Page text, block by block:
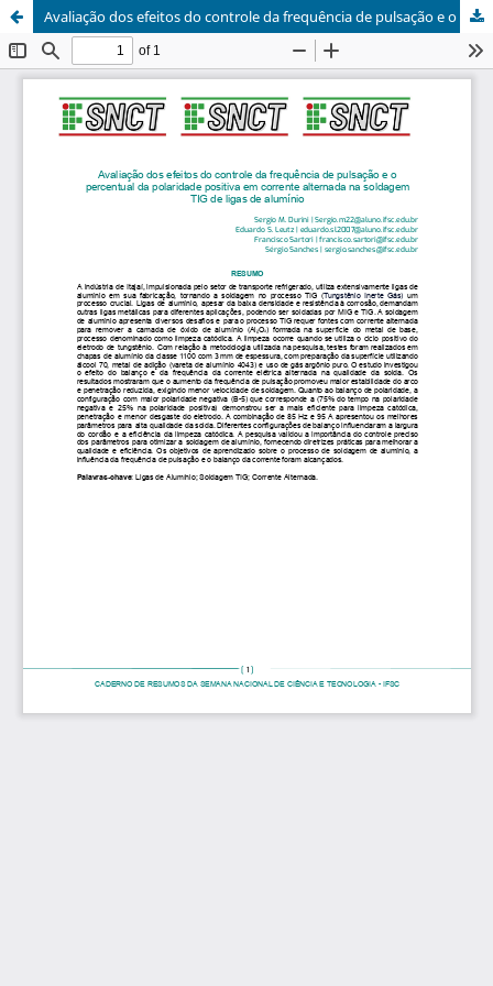
Avaliação dos efeitos do controle da frequência de pulsação e o percentual da polaridade positiva em corrente alternada na soldagem TIG de ligas de alumínio